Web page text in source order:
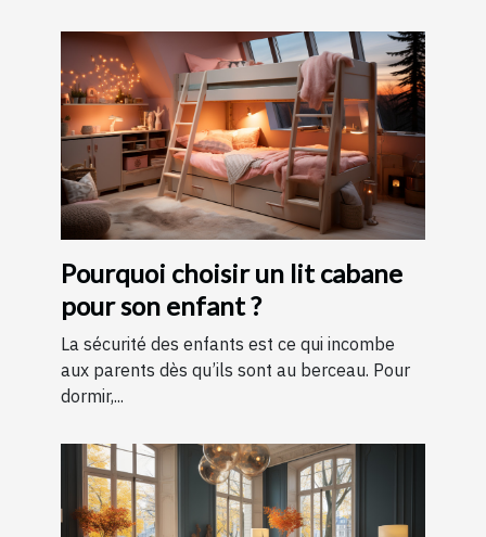
Pourquoi choisir un lit cabane
pour son enfant ?
La sécurité des enfants est ce qui incombe
aux parents dès qu’ils sont au berceau. Pour
dormir,...